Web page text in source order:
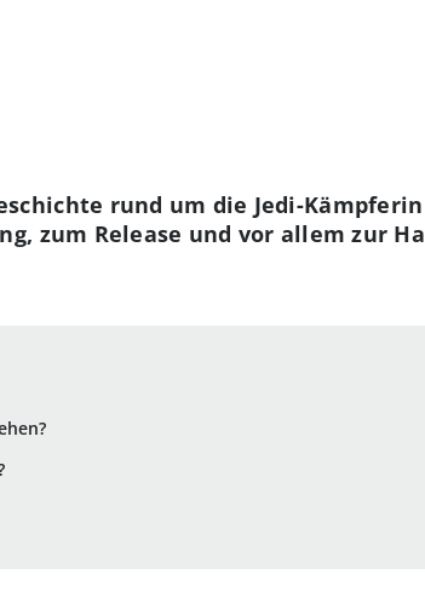
rund um die Jedi-
zum Release und vor allem zur